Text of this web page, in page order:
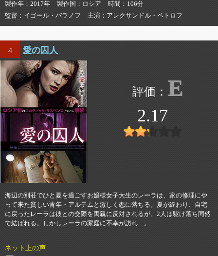
製作年 2017年 製作国 ロシア 時間
106分
監督
イゴール・バラノフ 主演 アレクサンドル・ペトロフ
4 愛の囚人
E
2.17
海辺の別荘でひと夏を過ごすお嬢様女子大生のレーラは、家の修理にや
って来た貧しい青年・アルテムと激しく恋に落ちる。夏が終わり、自宅
に戻ったレーラは彼との交際を両親に反対されるが、2人は駆け落ち同然
で結ばれる。しかしレーラの家庭に不幸が訪れ…。
ネット上の声